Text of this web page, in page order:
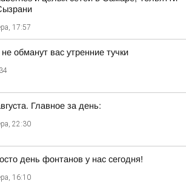
17:57
обманут вас утренние тучки
Главное за день:
22:30
день фонтанов у нас сегодня!
16:10